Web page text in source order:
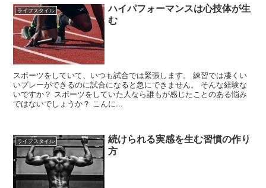
ライフスタイル
ハイパフォーマンスは心技体が生
む
スポーツをしていて、いつも試合では緊張します。 練習では凄くい
いプレーができるのに試合になると急にできません。 そんな経験な
いですか？ スポーツをしていた人なら誰もが感じたことのある悩み
ではないでしょうか？ こんに...
ライフスタイル
続けられる実感を生む習慣の作り
方